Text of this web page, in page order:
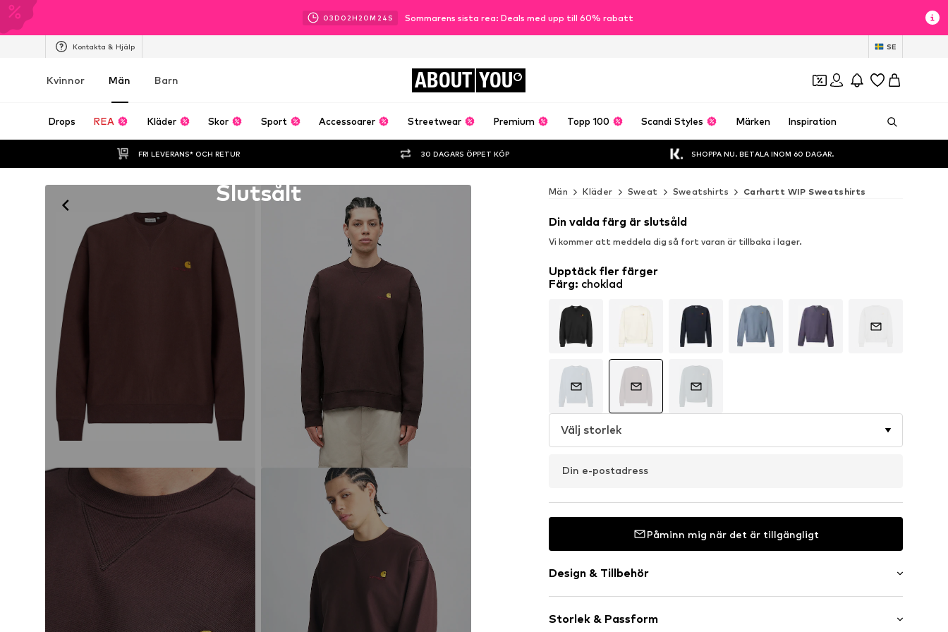
03D 02H 20M 22 S Sommarens sista rea: Deals med upp till 60% rabatt
Kontakta & Hjälp SE
Kvinnor Män Barn ABOUT YOU
Drops REA Kläder Skor Sport Accessoarer Streetwear Premium Topp 100 Scandi Styles Märken Inspiration
FRI LEVERANS* OCH RETUR 30 DAGARS ÖPPET KÖP SHOPPA NU. BETALA INOM 60 DAGAR.
Slutsålt Män Kläder Sweat Sweatshirts Carhartt WIP Sweatshirts
Din valda färg är slutsåld
Vi kommer att meddela dig så fort varan är tillbaka i lager.
Upptäck fler färger
Färg: choklad
Välj storlek
Din e-postadress
Påminn mig när det är tillgängligt
Design & Tillbehör
Sweattyg
Storlek & Passform